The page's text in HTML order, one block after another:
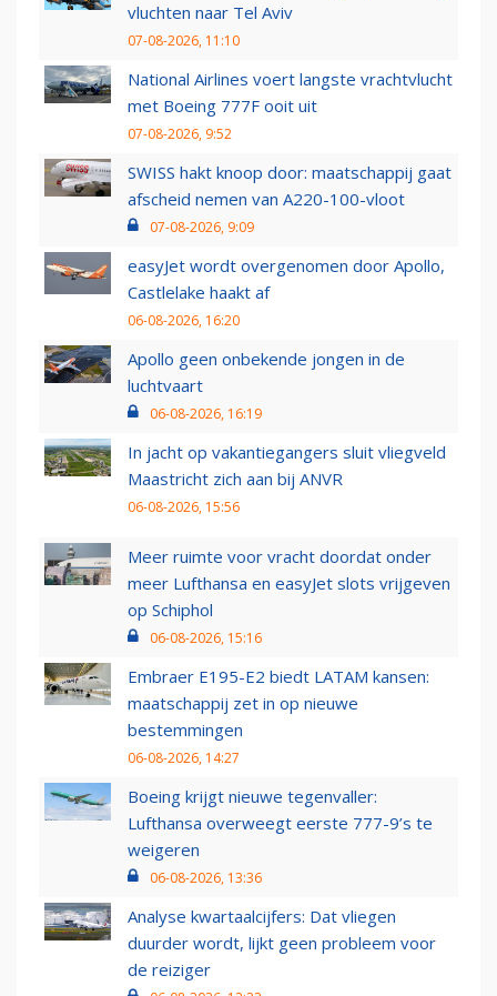
vluchten naar Tel Aviv
07-08-2026, 11:10
National Airlines voert langste vrachtvlucht
met Boeing 777F ooit uit
07-08-2026, 9:52
SWISS hakt knoop door: maatschappij gaat
afscheid nemen van A220-100-vloot
07-08-2026, 9:09
easyJet wordt overgenomen door Apollo,
Castlelake haakt af
06-08-2026, 16:20
Apollo geen onbekende jongen in de
luchtvaart
06-08-2026, 16:19
In jacht op vakantiegangers sluit vliegveld
Maastricht zich aan bij ANVR
06-08-2026, 15:56
Meer ruimte voor vracht doordat onder
meer Lufthansa en easyJet slots vrijgeven
op Schiphol
06-08-2026, 15:16
Embraer E195-E2 biedt LATAM kansen:
maatschappij zet in op nieuwe
bestemmingen
06-08-2026, 14:27
Boeing krijgt nieuwe tegenvaller:
Lufthansa overweegt eerste 777-9’s te
weigeren
06-08-2026, 13:36
Analyse kwartaalcijfers: Dat vliegen
duurder wordt, lijkt geen probleem voor
de reiziger